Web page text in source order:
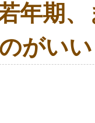
年期、
がい